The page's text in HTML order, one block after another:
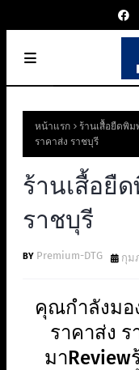
หน้าแรก ร้านเสื้อยืดพิม
ราคาส่ง ราชบุรี
ร้านเสื้อยื
ราชบุรี
Premium-DTG กุม
คุณกำลังมอ
ราคาส่ง
มาReview